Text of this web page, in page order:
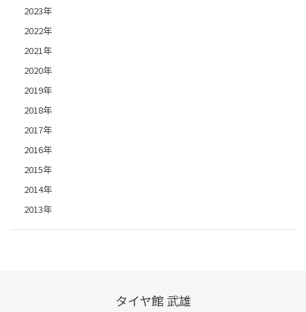
2023年
2022年
2021年
2020年
2019年
2018年
2017年
2016年
2015年
2014年
2013年
タイヤ館 武雄